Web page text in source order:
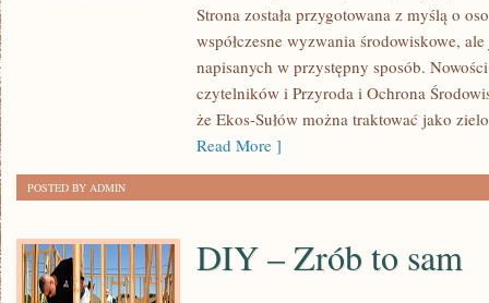
PLANETY
Strona została przygotowana z myślą o
współczesne wyzwania środowiskowe,
napisanych w przystępny sposób.
czytelników i Przyroda i Ochrona
że Ekos-Sułów można traktować jako
Read More ]
POSTED BY ADMIN
DIY – Zrób to sam